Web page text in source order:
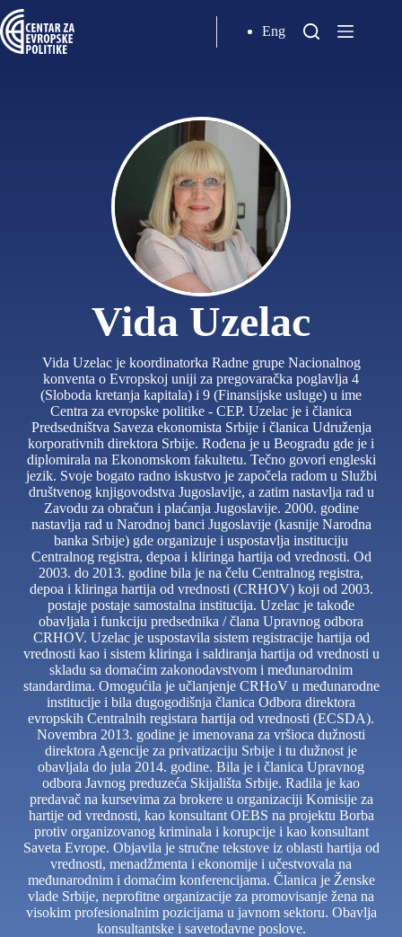
Eng
Vida Uzelac
Vida Uzelac je koordinatorka Radne grupe Nacionalnog
konventa o Evropskoj uniji za pregovaračka poglavlja 4
(Sloboda kretanja kapitala) i 9 (Finansijske usluge) u ime
Centra za evropske politike - CEP. Uzelac je i članica
Predsedništva Saveza ekonomista Srbije i članica Udruženja
korporativnih direktora Srbije. Rođena je u Beogradu gde je i
diplomirala na Ekonomskom fakultetu. Tečno govori engleski
jezik. Svoje bogato radno iskustvo je započela radom u Službi
društvenog knjigovodstva Jugoslavije, a zatim nastavlja rad u
Zavodu za obračun i plaćanja Jugoslavije. 2000. godine
nastavlja rad u Narodnoj banci Jugoslavije (kasnije Narodna
banka Srbije) gde organizuje i uspostavlja instituciju
Centralnog registra, depoa i kliringa hartija od vrednosti. Od
2003. do 2013. godine bila je na čelu Centralnog registra,
depoa i kliringa hartija od vrednosti (CRHOV) koji od 2003.
postaje postaje samostalna institucija. Uzelac je takođe
obavljala i funkciju predsednika / člana Upravnog odbora
CRHOV. Uzelac je uspostavila sistem registracije hartija od
vrednosti kao i sistem kliringa i saldiranja hartija od vrednosti u
skladu sa domaćim zakonodavstvom i međunarodnim
standardima. Omogućila je učlanjenje CRHoV u međunarodne
institucije i bila dugogodišnja članica Odbora direktora
evropskih Centralnih registara hartija od vrednosti (ECSDA).
Novembra 2013. godine je imenovana za vršioca dužnosti
direktora Agencije za privatizaciju Srbije i tu dužnost je
obavljala do jula 2014. godine. Bila je i članica Upravnog
odbora Javnog preduzeća Skijališta Srbije. Radila je kao
predavač na kursevima za brokere u organizaciji Komisije za
hartije od vrednosti, kao konsultant OEBS na projektu Borba
protiv organizovanog kriminala i korupcije i kao konsultant
Saveta Evrope. Objavila je stručne tekstove iz oblasti hartija od
vrednosti, menadžmenta i ekonomije i učestvovala na
međunarodnim i domaćim konferencijama. Članica je Ženske
vlade Srbije, neprofitne organizacije za promovisanje žena na
visokim profesionalnim pozicijama u javnom sektoru. Obavlja
konsultantske i savetodavne poslove.